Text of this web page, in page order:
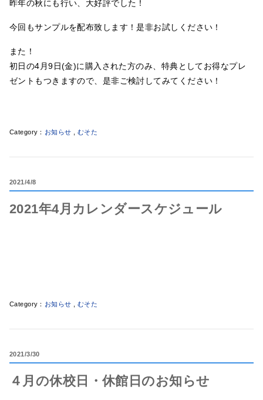
昨年の秋にも行い、大好評でした！
今回もサンプルを配布致します！是非お試しください！
また！
初日の4月9日(金)に購入された方のみ、特典としてお得なプレ
ゼントもつきますので、是非ご検討してみてください！
お知らせ むそた
2021 4/8
2021年4月カレンダースケジュール
お知らせ むそた
2021 3/30
４月の休校日・休館日のお知らせ